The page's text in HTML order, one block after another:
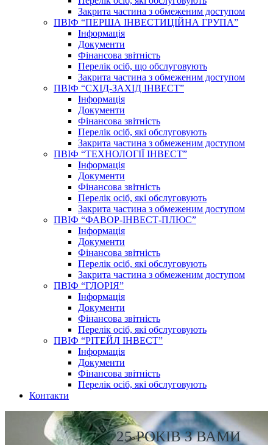
Закрита частина з обмеженим доступом
ПВІФ “ПЕРША ІНВЕСТИЦІЙНА ГРУПА”
Інформація
Документи
Фінансова звітність
Перелік осіб, що обслуговують
Закрита частина з обмеженим доступом
ПВІФ “СХІД-ЗАХІД ІНВЕСТ”
Інформація
Документи
Фінансова звітність
Перелік осіб, які обслуговують
Закрита частина з обмеженим доступом
ПВІФ “ТЕХНОЛОГІЇ ІНВЕСТ”
Інформація
Документи
Фінансова звітність
Перелік осіб, які обслуговують
Закрита частина з обмеженим доступом
ПВІФ “ФАВОР-ІНВЕСТ-ПЛЮС”
Інформація
Документи
Фінансова звітність
Перелік осіб, які обслуговують
Закрита частина з обмеженим доступом
ПВІФ “ГЛОРІЯ”
Інформація
Документи
Фінансова звітність
Перелік осіб, які обслуговують
ПВІФ “РІТЕЙЛ ІНВЕСТ”
Інформація
Документи
Фінансова звітність
Перелік осіб, які обслуговують
Контакти
25 РОКІВ З ВАМИ